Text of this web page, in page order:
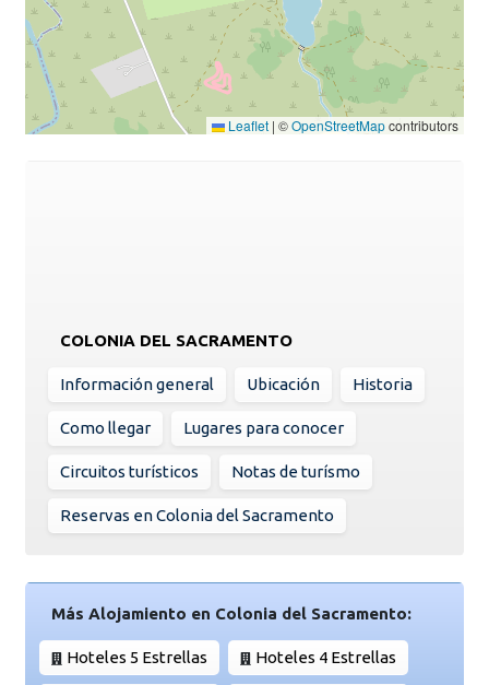
Leaflet | ©OpenStreetMapcontributors
COLONIA DEL SACRAMENTO
Información general Ubicación Historia
Como llegar Lugares para conocer
Circuitos turísticos Notas de turísmo
Reservas en Colonia del Sacramento
Más Alojamiento en Colonia del Sacramento:
Hoteles 5 Estrellas Hoteles 4 Estrellas